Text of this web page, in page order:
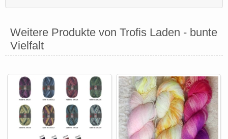
Weitere Produkte von Trofis Laden - bunte
Vielfalt